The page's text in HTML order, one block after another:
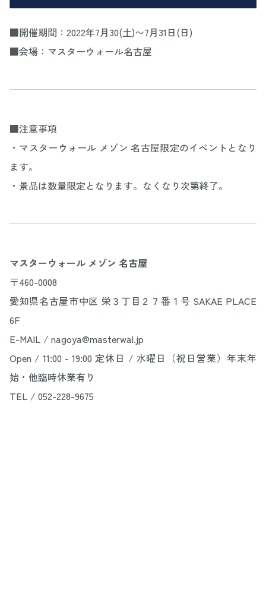
■開催期間：2022年7月30(土)〜7月31日(日)
■会場：マスターウォール名古屋
■注意事項
・マスターウォール メゾン 名古屋限定のイベントとなり
ます。
・景品は数量限定となります。なくなり次第終了。
マスターウォール メゾン 名古屋
〒460-0008
愛知県名古屋市中区 栄３丁目２７番１号 SAKAE PLACE
6F
E-MAIL / nagoya@masterwal.jp
Open / 11:00 - 19:00 定休日 / 水曜日（祝日営業）年末年
始・他臨時休業有り
TEL / 052-228-9675